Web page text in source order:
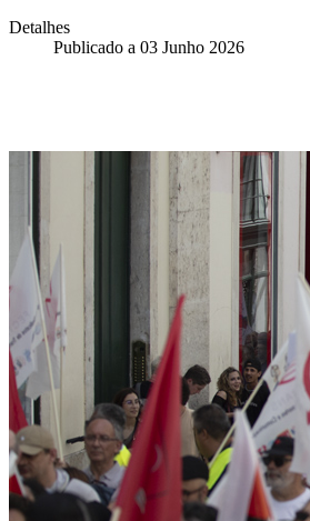
Detalhes
Publicado a 03 Junho 2026